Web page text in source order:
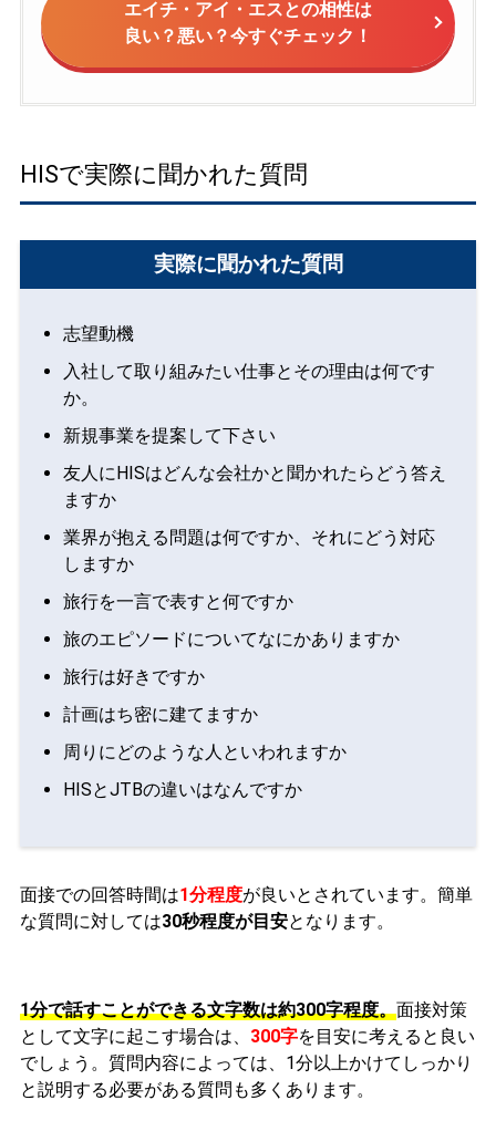
エイチ・アイ・エスとの相性は
良い？悪い？今すぐチェック！
HISで実際に聞かれた質問
実際に聞かれた質問
志望動機
入社して取り組みたい仕事とその理由は何です
か。
新規事業を提案して下さい
友人にHISはどんな会社かと聞かれたらどう答え
ますか
業界が抱える問題は何ですか、それにどう対応
しますか
旅行を一言で表すと何ですか
旅のエピソードについてなにかありますか
旅行は好きですか
計画はち密に建てますか
周りにどのような人といわれますか
HISとJTBの違いはなんですか
面接での回答時間は1分程度が良いとされています。簡単
な質問に対しては30秒程度が目安となります。
1分で話すことができる文字数は約300字程度。面接対策
として文字に起こす場合は、 300字を目安に考えると良い
でしょう。質問内容によっては、1分以上かけてしっかり
と説明する必要がある質問も多くあります。